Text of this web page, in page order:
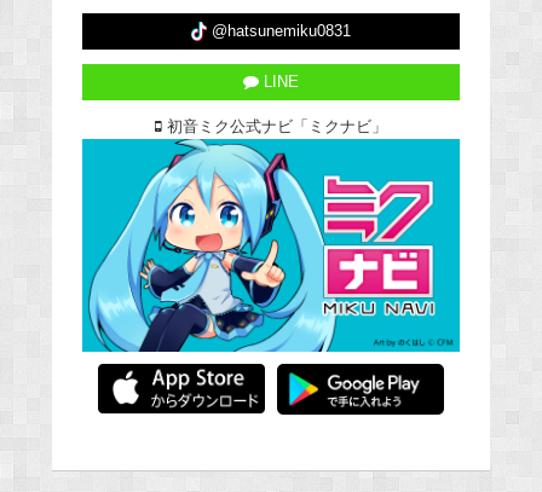
@hatsunemiku0831
LINE
初音ミク公式ナビ「ミクナビ」